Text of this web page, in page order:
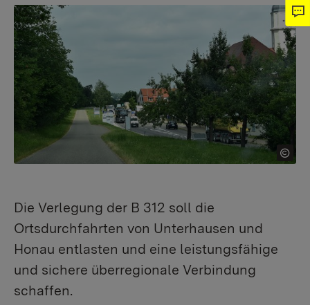
Die Verlegung der B 312 soll die
Ortsdurchfahrten von Unterhausen und
Honau entlasten und eine leistungsfähige
und sichere überregionale Verbindung
schaffen.